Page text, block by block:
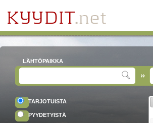
LÄHTÖPAIKKA
TARJOTUISTA
PYYDETYISTÄ